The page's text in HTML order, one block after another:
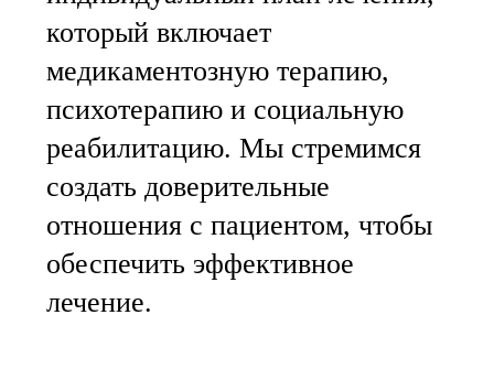
который включает
медикаментозную терапию,
психотерапию и социальную
реабилитацию. Мы стремимся
создать доверительные
отношения с пациентом, чтобы
обеспечить эффективное
лечение.